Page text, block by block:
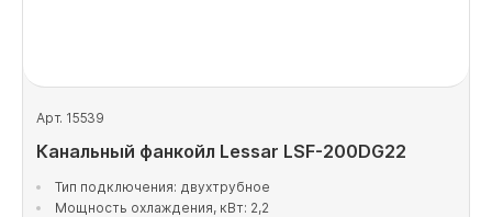
Арт. 15539
Канальный фанкойл Lessar LSF-200DG22
Тип подключения: двухтрубное
Мощность охлаждения, кВт: 2,2